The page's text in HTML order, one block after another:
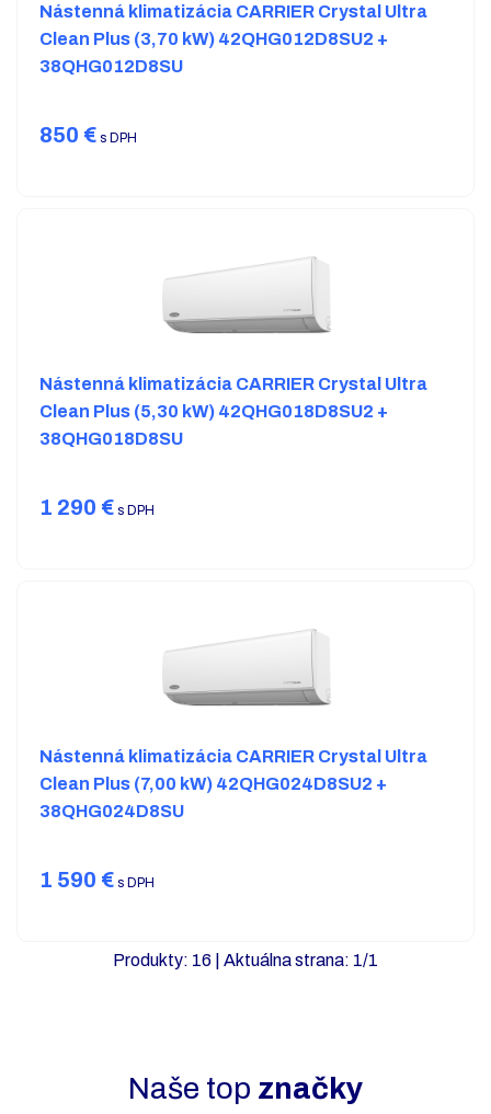
Nástenná klimatizácia CARRIER Crystal Ultra
Clean Plus (3,70 kW) 42QHG012D8SU2 +
38QHG012D8SU
850 € s DPH
Nástenná klimatizácia CARRIER Crystal Ultra
Clean Plus (5,30 kW) 42QHG018D8SU2 +
38QHG018D8SU
1 290 € s DPH
Nástenná klimatizácia CARRIER Crystal Ultra
Clean Plus (7,00 kW) 42QHG024D8SU2 +
38QHG024D8SU
1 590 € s DPH
Produkty: 16 | Aktuálna strana: 1/1
Naše top značky